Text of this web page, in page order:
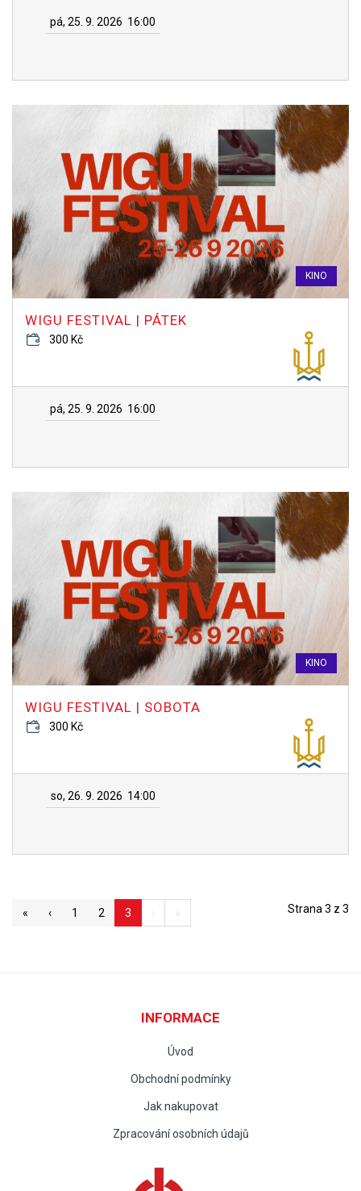
pá, 25. 9. 2026 16:00
KINO
WIGU FESTIVAL | PÁTEK
300 Kč
pá, 25. 9. 2026 16:00
KINO
WIGU FESTIVAL | SOBOTA
300 Kč
so, 26. 9. 2026 14:00
« ‹ 1 2 3 › » Strana 3 z 3
INFORMACE
Úvod
Obchodní podmínky
Jak nakupovat
Zpracování osobních údajů